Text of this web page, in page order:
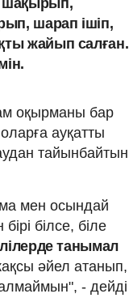
шақырып,
шарап ішіп,
жайып салған.
оқырманы бар
ауқатты
тайынбайтын
мен осындай
білсе, біле
танымал
әйел атанып,
- дейді